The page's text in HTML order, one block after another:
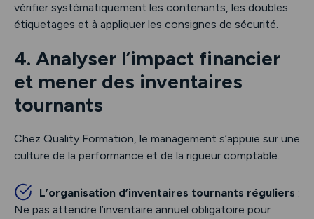
vérifier systématiquement les contenants, les doubles
étiquetages et à appliquer les consignes de sécurité.
4. Analyser l’impact financier
et mener des inventaires
tournants
Chez Quality Formation, le management s’appuie sur une
culture de la performance et de la rigueur comptable.
L’organisation d’inventaires tournants réguliers :
Ne pas attendre l’inventaire annuel obligatoire pour